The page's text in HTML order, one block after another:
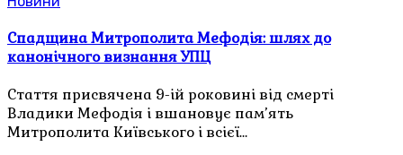
Спадщина Митрополита Мефодія: шлях до
канонічного визнання УПЦ
Стаття присвячена 9-ій роковині від смерті
Владики Мефодія і вшановує пам’ять
Митрополита Київського і всієї…